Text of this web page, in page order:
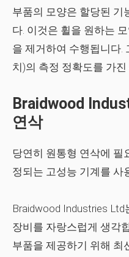
부품의 모양은 할당된 기
다. 이것은 휠을 원하는
을 제거하여 수행됩니다.
치)의 측정 정확도를 가
Braidwood
연삭
당연히 원통형 연삭에 필
정되는 고성능 기계를 사
Braidwood Industries
장비를 자랑스럽게 생각
부품을 제공하기 위해 최